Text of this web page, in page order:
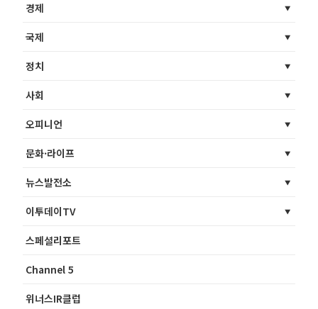
경제
국제
정치
사회
오피니언
문화·라이프
뉴스발전소
이투데이TV
스페셜리포트
Channel 5
위너스IR클럽